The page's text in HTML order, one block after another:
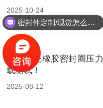
餐”！
2025-10-24
液压系统橡胶密封圈压
载测试！
2025-08-12
密封件定制/现货怎么报价，起订量多少？